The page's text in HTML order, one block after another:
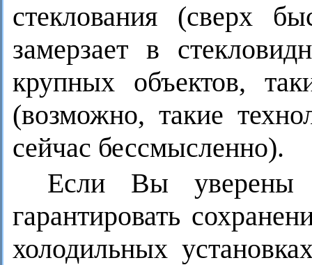
стеклования (сверх
замерзает в
крупных объектов,
(возможно, такие
сейчас бессмысленно).
Если Вы уверены
гарантировать
холодильных